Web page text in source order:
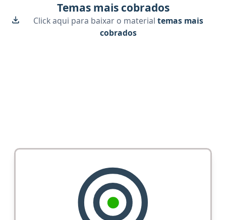
Temas mais cobrados
Click aqui para baixar o material temas mais
cobrados